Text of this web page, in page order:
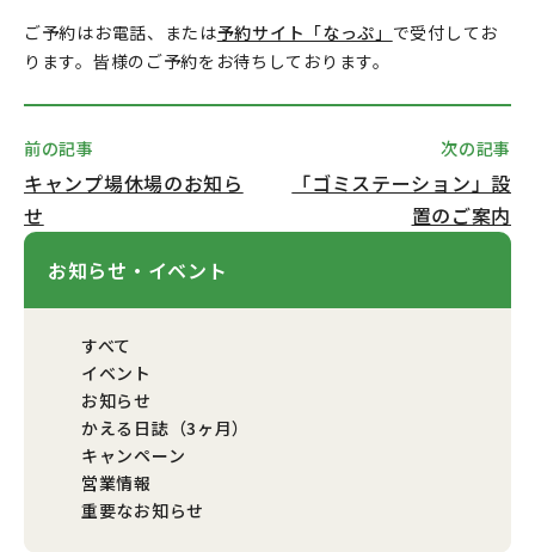
お知らせ・イベント
すべて
イベント
お知らせ
かえる日誌（3ヶ月）
キャンペーン
営業情報
重要なお知らせ
ご予約はお電話、または予約サイト「なっぷ」 で受付してお
ります。皆様のご予約をお待ちしております。
前の記事
キャンプ場休場のお知ら
せ
次の記事
「ゴミステーション」設
置のご案内